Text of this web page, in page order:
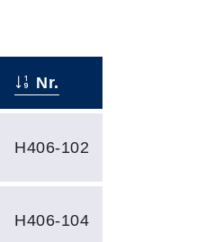
Nr.
H406-102
H406-104